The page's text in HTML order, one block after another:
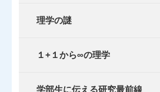
理学の謎
１+１から∞の理学
学部生に伝える研究最前線